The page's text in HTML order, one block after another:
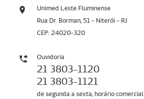
Unimed Leste Fluminense
Rua Dr. Borman, 51 - Niterói - RJ
CEP: 24020-320
Ouvidoria
21 3803-1120
21 3803-1121
de segunda a sexta, horário comercial